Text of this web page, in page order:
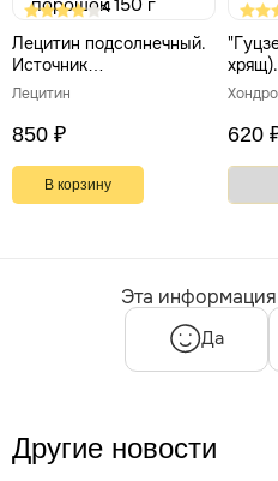
4
Лецитин подсолнечный.
Источник
фосфолипидов, защита
печени, мозга, ЦНС,
порошок 150 г
Лецитин
850 ₽
В корзину
хрящ).
100
620
Эта
Да
Другие новости